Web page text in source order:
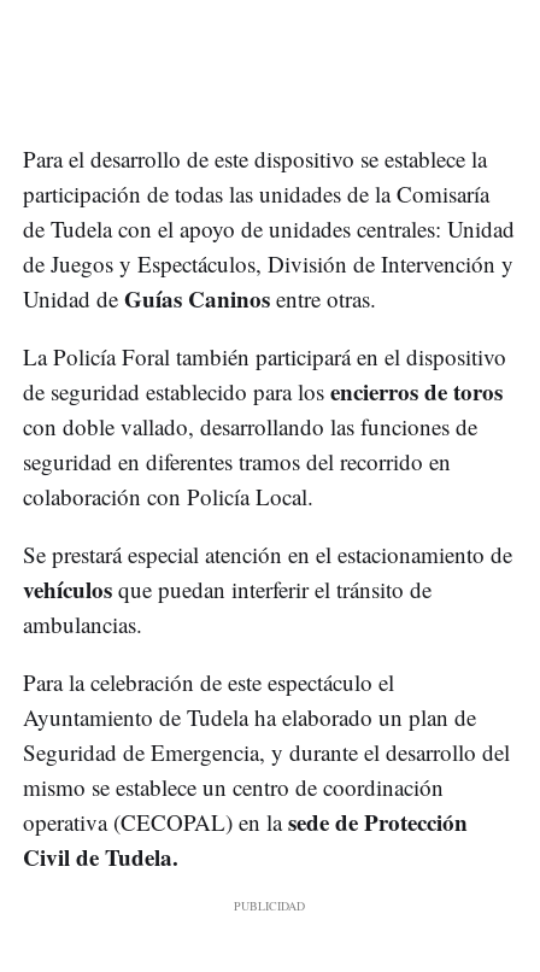
Para el desarrollo de este dispositivo se establece la
participación de todas las unidades de la Comisaría
de Tudela con el apoyo de unidades centrales: Unidad
de Juegos y Espectáculos, División de Intervención y
Unidad de Guías Caninos entre otras.
La Policía Foral también participará en el dispositivo
de seguridad establecido para los encierros de toros
con doble vallado, desarrollando las funciones de
seguridad en diferentes tramos del recorrido en
colaboración con Policía Local.
Se prestará especial atención en el estacionamiento de
vehículos que puedan interferir el tránsito de
ambulancias.
Para la celebración de este espectáculo el
Ayuntamiento de Tudela ha elaborado un plan de
Seguridad de Emergencia, y durante el desarrollo del
mismo se establece un centro de coordinación
operativa (CECOPAL) en lasede de Protección
Civil de Tudela.